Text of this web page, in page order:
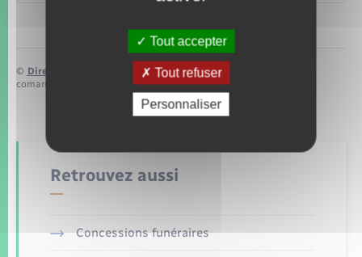
© Direction de l’information légale et administrative
comarquage developpé parbaseo.io
Retrouvez aussi
Concessions funéraires
Tout accepter
Tout refuser
Personnaliser